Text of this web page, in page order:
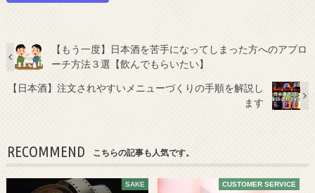
【もう一度】日本酒を苦手になってしまった方へのアプロ
ーチ方法３選【飲んでもらいたい】
【日本酒】注文されやすいメニューづくりの手順を解説し
ます
RECOMMEND こちらの記事も人気です。
SAKE CUSTOMER SERVICE